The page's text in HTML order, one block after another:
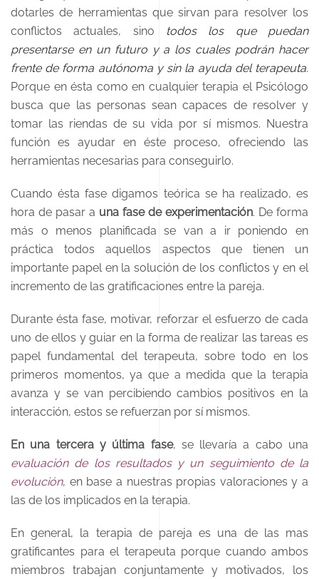
dotarles de herramientas que sirvan para resolver los
conflictos actuales, sino
todos los que puedan
presentarse en un futuro y a los cuales podrán hacer
frente de forma autónoma y sin la ayuda del terapeuta.
Porque en ésta como en cualquier terapia el Psicólogo
busca que las personas sean capaces de resolver y
tomar las riendas de su vida por sí mismos. Nuestra
función es ayudar en éste proceso, ofreciendo las
herramientas necesarias para conseguirlo.
Cuando ésta fase digamos teórica se ha realizado, es
hora de pasar a una fase de experimentación. De forma
más o menos planificada se van a ir poniendo en
práctica todos aquellos aspectos que tienen un
importante papel en la solución de los conflictos y en el
incremento de las gratificaciones entre la pareja.
Durante ésta fase, motivar, reforzar el esfuerzo de cada
uno de ellos y guiar en la forma de realizar las tareas es
papel fundamental del terapeuta, sobre todo en los
primeros momentos, ya que a medida que la terapia
avanza y se van percibiendo cambios positivos en la
interacción, estos se refuerzan por sí mismos.
En una tercera y última fase, se llevaría a cabo una
evaluación de los resultados y un seguimiento de la
evolución, en base a nuestras propias valoraciones y a
las de los implicados en la terapia.
En general, la terapia de pareja es una de las mas
gratificantes para el terapeuta porque cuando ambos
miembros trabajan conjuntamente y motivados, los